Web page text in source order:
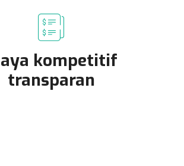
kompetitif
transparan